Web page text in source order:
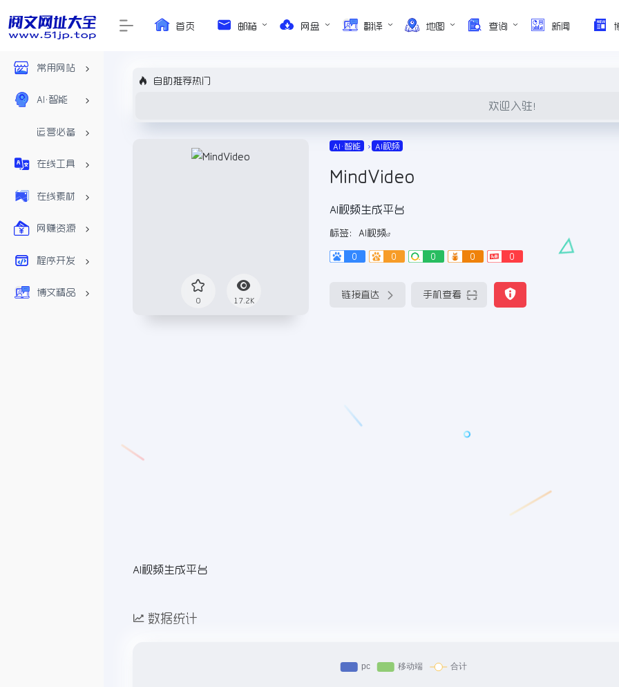
常用网站
AI•智能
运营必备
在线工具
在线素材
网赚资源
程序开发
博文精品
首页 邮箱 网盘 翻译 地图 查询 新闻
自助推荐热门
欢迎入驻！
0 17.2K
AI•智能 AI视频
MindVideo
AI视频生成平台
标签： AI视频
0 0 0 0 0
链接直达 手机查看
AI视频生成平台
数据统计